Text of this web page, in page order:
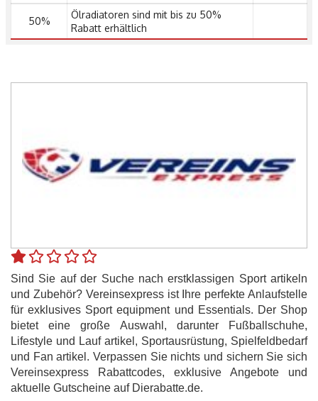
50%
Ölradiatoren sind mit bis zu 50%
Rabatt erhältlich
Sind Sie auf der Suche nach erstklassigen Sport artikeln
und Zubehör? Vereinsexpress ist Ihre perfekte Anlaufstelle
für exklusives Sport equipment und Essentials. Der Shop
bietet eine große Auswahl, darunter Fußballschuhe,
Lifestyle und Lauf artikel, Sportausrüstung, Spielfeldbedarf
und Fan artikel. Verpassen Sie nichts und sichern Sie sich
Vereinsexpress Rabattcodes, exklusive Angebote und
aktuelle Gutscheine auf Dierabatte.de.